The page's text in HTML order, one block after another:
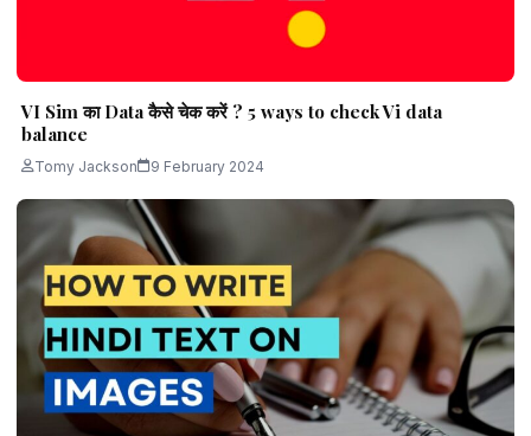
VI Sim का Data कैसे चेक करें ? 5 ways to check Vi data
balance
Tomy Jackson 9 February 2024